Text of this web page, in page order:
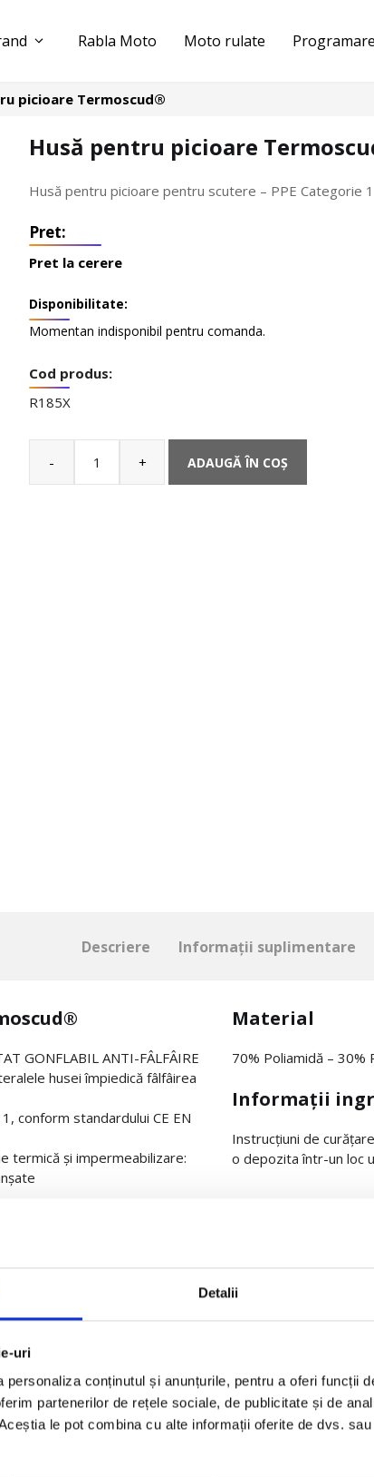
Detalii
uri
personaliza conținutul și anunțurile, pentru a oferi funcții
partenerilor de rețele sociale, de publicitate și de
le pot combina cu alte informații oferite de dvs.
Rabla Moto Moto rulate
picioare Termoscud®
Husă pentru picioare
Husă pentru picioare pentru scutere – PPE Categorie 1
Pret la cerere
Disponibilitate:
Momentan indisponibil pentru comanda.
Cod produs:
R185X
-
Cantitate
Husă
+ ADAUGĂ ÎN COȘ
Descriere Informații suplimentare
GONFLABIL ANTI-FÂLFÂIRE
husei împiedică fâlfâirea
conform standardului CE EN
termică și impermeabilizare:
cu capac încorporat și
face umflarea igienică și
cu șuruburi)
Material
70% Poliamidă – 30%
Informații
Instrucțiuni de
o depozita într-un loc